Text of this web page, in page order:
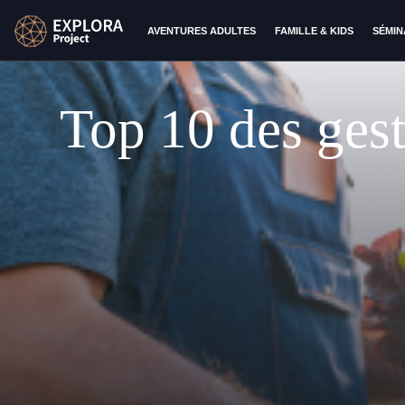
AVENTURES ADULTES FAMILLE & KIDS
Top 10 des